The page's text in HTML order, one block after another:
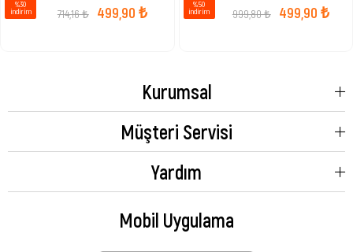
499,90 ₺
714,16 ₺
%30
i̇ndirim
499,90 ₺
999,80 ₺
%50
i̇ndirim
Kurumsal
Müşteri Servisi
Yardım
Mobil Uygulama